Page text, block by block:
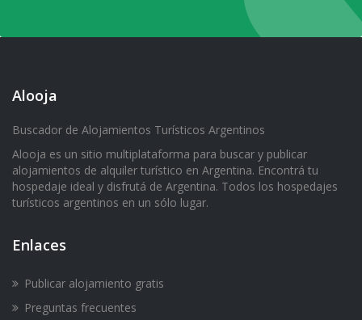
Alooja
Buscador de Alojamientos Turísticos Argentinos
Alooja es un sitio multiplataforma para buscar y publicar
alojamientos de alquiler turístico en Argentina. Encontrá tu
hospedaje ideal y disfrutá de Argentina. Todos los hospedajes
turísticos argentinos en un sólo lugar.
Enlaces
Publicar alojamiento gratis
Preguntas frecuentes